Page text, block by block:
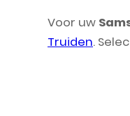
Voor uw
Truiden.